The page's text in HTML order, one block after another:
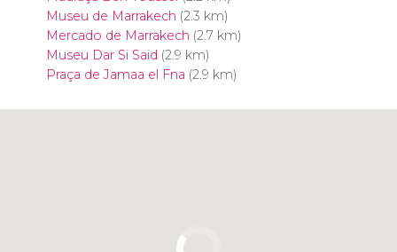
Museu de Marrakech (2.3 km)
Mercado de Marrakech (2.7 km)
Museu Dar Si Said (2.9 km)
Praça de Jamaa el Fna (2.9 km)